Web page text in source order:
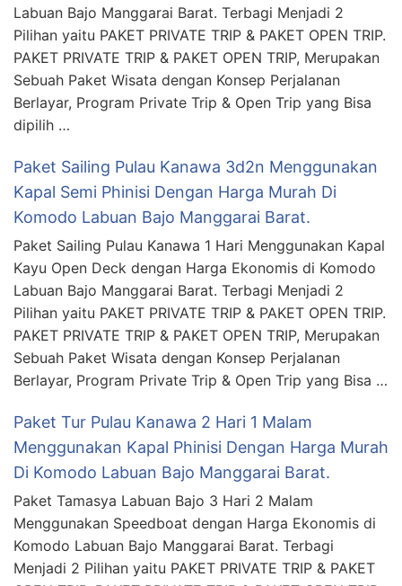
Labuan Bajo Manggarai Barat. Terbagi Menjadi 2
Pilihan yaitu PAKET PRIVATE TRIP & PAKET OPEN TRIP.
PAKET PRIVATE TRIP & PAKET OPEN TRIP, Merupakan
Sebuah Paket Wisata dengan Konsep Perjalanan
Berlayar, Program Private Trip & Open Trip yang Bisa
dipilih …
Paket Sailing Pulau Kanawa 3d2n Menggunakan
Kapal Semi Phinisi Dengan Harga Murah Di
Komodo Labuan Bajo Manggarai Barat.
Paket Sailing Pulau Kanawa 1 Hari Menggunakan Kapal
Kayu Open Deck dengan Harga Ekonomis di Komodo
Labuan Bajo Manggarai Barat. Terbagi Menjadi 2
Pilihan yaitu PAKET PRIVATE TRIP & PAKET OPEN TRIP.
PAKET PRIVATE TRIP & PAKET OPEN TRIP, Merupakan
Sebuah Paket Wisata dengan Konsep Perjalanan
Berlayar, Program Private Trip & Open Trip yang Bisa …
Paket Tur Pulau Kanawa 2 Hari 1 Malam
Menggunakan Kapal Phinisi Dengan Harga Murah
Di Komodo Labuan Bajo Manggarai Barat.
Paket Tamasya Labuan Bajo 3 Hari 2 Malam
Menggunakan Speedboat dengan Harga Ekonomis di
Komodo Labuan Bajo Manggarai Barat. Terbagi
Menjadi 2 Pilihan yaitu PAKET PRIVATE TRIP & PAKET